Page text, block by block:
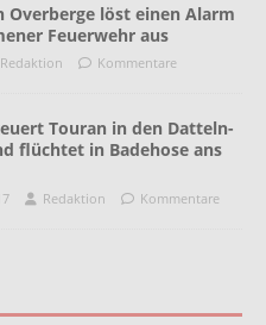
Overberge löst einen Alarm
Feuerwehr aus
Redaktion
Kommentare
Touran in den Datteln-
flüchtet in Badehose ans
Redaktion
Kommentare